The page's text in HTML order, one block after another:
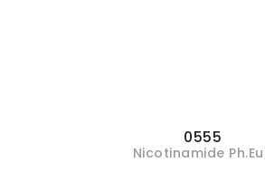
0555
Nicotinamide